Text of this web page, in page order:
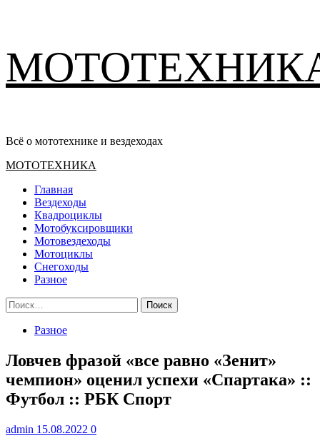
содержимому
Всё о мототехнике и вездеходах
Основное
МОТОТЕХНИКА
Главная
Вездеходы
Квадроциклы
Мотобуксировщики
Мотовездеходы
Мотоциклы
Снегоходы
Разное
Найти:
Разное
Ловчев фразой «все равно «Зенит»
чемпион» оценил успехи «Спартака» ::
Футбол :: РБК Спорт
admin 15.08.2022 0